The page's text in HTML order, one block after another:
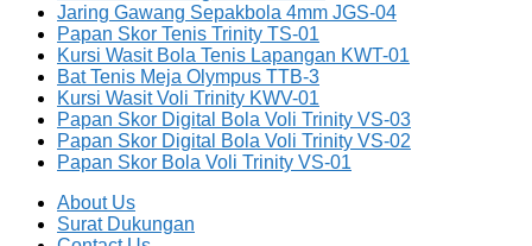
Jaring Gawang Sepakbola 4mm JGS-04
Papan Skor Tenis Trinity TS-01
Kursi Wasit Bola Tenis Lapangan KWT-01
Bat Tenis Meja Olympus TTB-3
Kursi Wasit Voli Trinity KWV-01
Papan Skor Digital Bola Voli Trinity VS-03
Papan Skor Digital Bola Voli Trinity VS-02
Papan Skor Bola Voli Trinity VS-01
About Us
Surat Dukungan